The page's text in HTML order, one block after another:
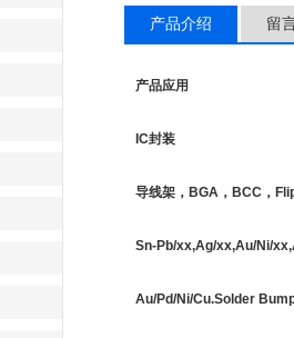
产品介绍 留
产品应用
IC封装
导线架，BGA，BCC，
Sn-Pb/xx,Ag/xx,Au/Ni/
Au/Pd/Ni/Cu.Solder